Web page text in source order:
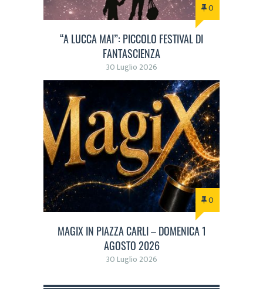
0
“A LUCCA MAI”: PICCOLO FESTIVAL DI
FANTASCIENZA
30 Luglio 2026
0
MAGIX IN PIAZZA CARLI – DOMENICA 1
AGOSTO 2026
30 Luglio 2026